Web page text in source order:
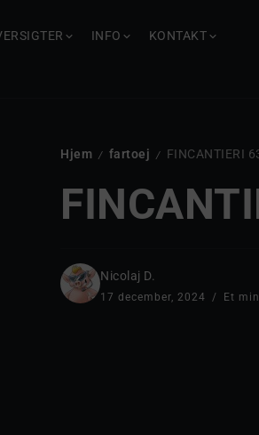
INFO KONTAKT
Hjem / fartoej / FINCANTIERI
Nicolaj D.
17 december, 2024 Et